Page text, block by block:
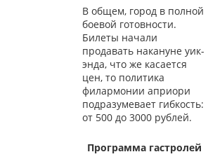
В общем, город в полной
боевой готовности.
Билеты начали
продавать накануне уик-
энда, что же касается
цен, то политика
филармонии априори
подразумевает гибкость:
от 500 до 3000 рублей.
Программа гастролей